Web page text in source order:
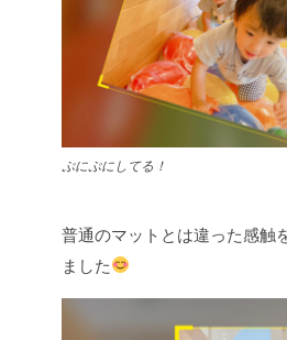
ぷにぷにしてる！
普通のマットとは違った感触
ました